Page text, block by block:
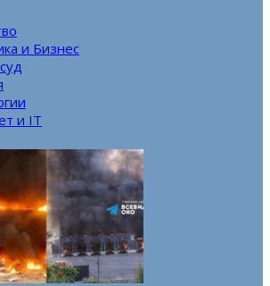
и Бизнес
и IT